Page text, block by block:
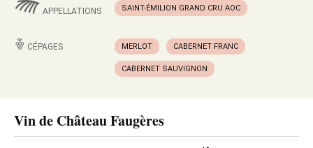
APPELLATIONS SAINT-ÉMILION GRAND CRU AOC
CÉPAGES MERLOT CABERNET FRANC
CABERNET SAUVIGNON
Vin de Château Faugères